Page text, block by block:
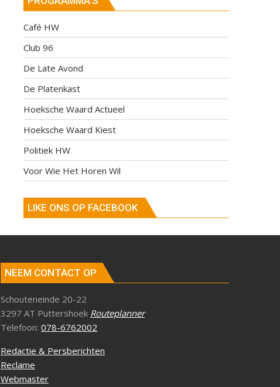
Café HW
Club 96
De Late Avond
De Platenkast
Hoeksche Waard Actueel
Hoeksche Waard Kiest
Politiek HW
Voor Wie Het Horen Wil
LIKE ONS OP FACEBOOK
NEEM CONTACT OP
Schouteneinde 20-22
3297 AT Puttershoek Routeplanner
Telefoon: 078-6762002
Redactie & Persberichten
Reclame
Webmaster